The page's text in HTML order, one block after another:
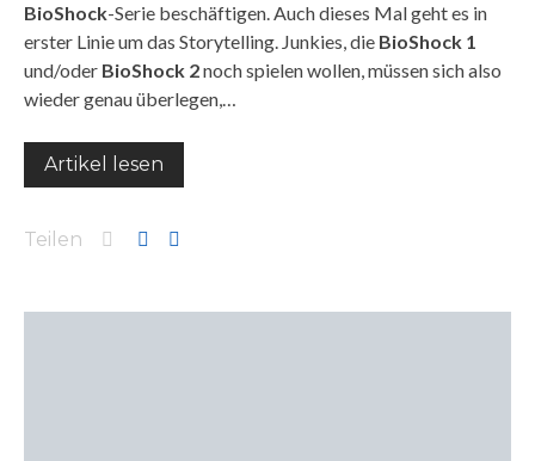
BioShock-Serie beschäftigen. Auch dieses Mal geht es in
erster Linie um das Storytelling. Junkies, die BioShock 1
und/oder BioShock 2noch spielen wollen, müssen sich also
wieder genau überlegen,…
Artikel lesen
Teilen